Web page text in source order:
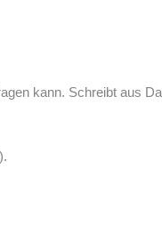
kann. Schreibt aus